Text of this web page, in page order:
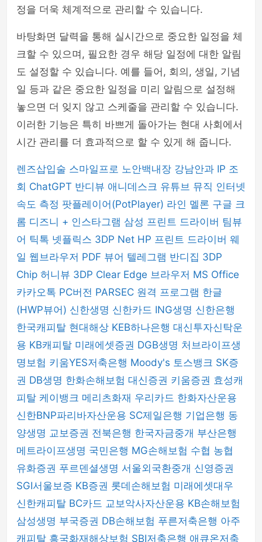
정을 더욱 체계적으로 관리할 수 있습니다.
바탕화면 달력을 통해 실시간으로 중요한 일정을 체
크할 수 있으며, 필요한 경우 해당 일정에 대한 알림
도 설정할 수 있습니다. 예를 들어, 회의, 생일, 기념
일 등과 같은 중요한 일정을 미리 알림으로 설정해
놓으면 더 잊지 않고 스케줄을 관리할 수 있습니다.
이러한 기능은 특히 바쁘게 돌아가는 현대 사회에서
시간 관리를 더 효과적으로 할 수 있게 해 줍니다.
렌즈삽입술 스마일프로 노안백내장 강남안과 IP 조
회 ChatGPT 반디뷰 애니데스크 유튜브 뮤직 인터넷
속도 측정 팟플레이어(PotPlayer) 라인 멜론 구글 크
롬 디즈니 + 인스타그램 삼성 프린트 드라이버 팀뷰
어 틱톡 넷플릭스 3DP Net HP 프린트 드라이버 웨
일 웹브라우저 PDF 뷰어 텔레그램 반디집 3DP
Chip 허니뷰 3DP Clear Edge 브라우저 MS Office
카카오톡 PC버전 PARSEC 원격 프로그램 한글
(HWP뷰어) 신한생명 신한카드 ING생명 신한은행
한국캐피탈 현대해상 KEB하나은행 대신투자신탁운
용 KB캐피탈 미래에셋증권 DGB생명 처브라이프생
명보험 키움YES저축은행 Moody's 토스뱅크 SK증
권 DB생명 한화손해보험 대신증권 키움증권 효성캐
피탈 케이뱅크 메리츠화재 우리카드 한화자산운용
신한BNP파리바자산운용 SC제일은행 기업은행 동
양생명 교보증권 전북은행 한국자금중개 부산은행
메트라이프생명 국민은행 MG손해보험 수협 농협
유화증권 푸르덴셜생명 서울외국환중개 신영증권
SGI서울보증 KB증권 롯데손해보험 미래에셋대우
신한캐피탈 BC카드 교보악사자산운용 KB손해보험
삼성생명 부국증권 DB손해보험 푸른저축은행 아주
캐피탈 흥국화재해상보험 SBI저축은행 애큐온저축